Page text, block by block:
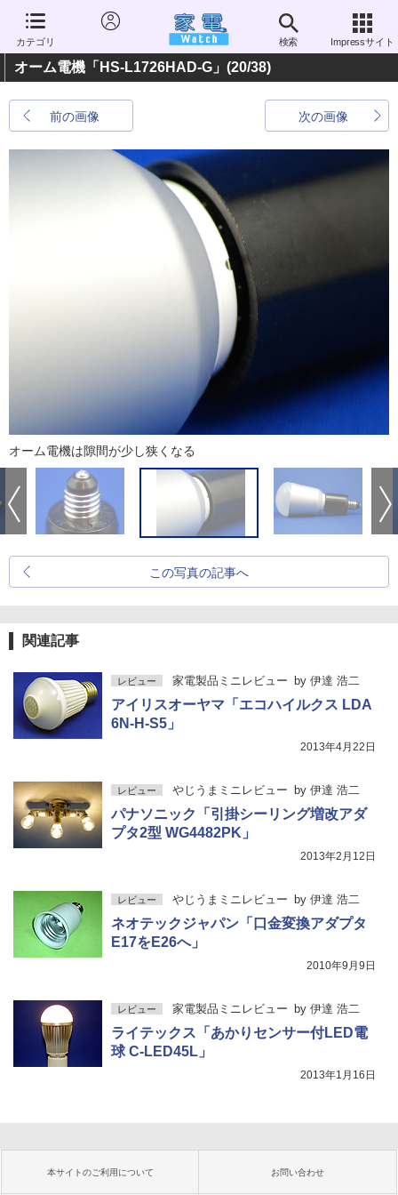
カテゴリ 検索 Impressサイト
オーム電機「HS-L1726HAD-G」 (20/38)
前の画像 次の画像
オーム電機は隙間が少し狭くなる
この写真の記事へ
関連記事
レビュー 家電製品ミニレビュー by 伊達 浩二
アイリスオーヤマ「エコハイルクス LDA
6N-H-S5」
2013年4月22日
レビュー やじうまミニレビュー by 伊達 浩二
パナソニック「引掛シーリング増改アダ
プタ2型 WG4482PK」
2013年2月12日
レビュー やじうまミニレビュー by 伊達 浩二
ネオテックジャパン「口金変換アダプタ
E17をE26へ」
2010年9月9日
レビュー 家電製品ミニレビュー by 伊達 浩二
ライテックス「あかりセンサー付LED電
球 C-LED45L」
2013年1月16日
本サイトのご利用について お問い合わせ